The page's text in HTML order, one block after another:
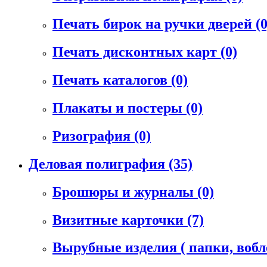
Печать бирок на ручки дверей
Печать дисконтных карт (0)
Печать каталогов (0)
Плакаты и постеры (0)
Ризография (0)
Деловая полиграфия (35)
Брошюры и журналы (0)
Визитные карточки (7)
Вырубные изделия ( папки,